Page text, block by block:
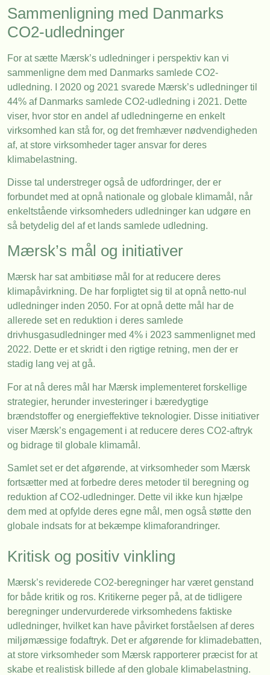
Sammenligning med Danmarks
CO2-udledninger
For at sætte Mærsk’s udledninger i perspektiv kan vi
sammenligne dem med Danmarks samlede CO2-
udledning. I 2020 og 2021 svarede Mærsk’s udledninger til
44% af Danmarks samlede CO2-udledning i 2021. Dette
viser, hvor stor en andel af udledningerne en enkelt
virksomhed kan stå for, og det fremhæver nødvendigheden
af, at store virksomheder tager ansvar for deres
klimabelastning.
Disse tal understreger også de udfordringer, der er
forbundet med at opnå nationale og globale klimamål, når
enkeltstående virksomheders udledninger kan udgøre en
så betydelig del af et lands samlede udledning.
Mærsk’s mål og initiativer
Mærsk har sat ambitiøse mål for at reducere deres
klimapåvirkning. De har forpligtet sig til at opnå netto-nul
udledninger inden 2050. For at opnå dette mål har de
allerede set en reduktion i deres samlede
drivhusgasudledninger med 4% i 2023 sammenlignet med
2022. Dette er et skridt i den rigtige retning, men der er
stadig lang vej at gå.
For at nå deres mål har Mærsk implementeret forskellige
strategier, herunder investeringer i bæredygtige
brændstoffer og energieffektive teknologier. Disse initiativer
viser Mærsk’s engagement i at reducere deres CO2-aftryk
og bidrage til globale klimamål.
Samlet set er det afgørende, at virksomheder som Mærsk
fortsætter med at forbedre deres metoder til beregning og
reduktion af CO2-udledninger. Dette vil ikke kun hjælpe
dem med at opfylde deres egne mål, men også støtte den
globale indsats for at bekæmpe klimaforandringer.
Kritisk og positiv vinkling
Mærsk’s reviderede CO2-beregninger har været genstand
for både kritik og ros. Kritikerne peger på, at de tidligere
beregninger undervurderede virksomhedens faktiske
udledninger, hvilket kan have påvirket forståelsen af deres
miljømæssige fodaftryk. Det er afgørende for klimadebatten,
at store virksomheder som Mærsk rapporterer præcist for at
skabe et realistisk billede af den globale klimabelastning.